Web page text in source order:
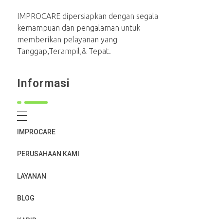
IMPROCARE dipersiapkan dengan segala
kemampuan dan pengalaman untuk
memberikan pelayanan yang
Tanggap,Terampil,& Tepat.
Informasi
IMPROCARE
PERUSAHAAN KAMI
LAYANAN
BLOG